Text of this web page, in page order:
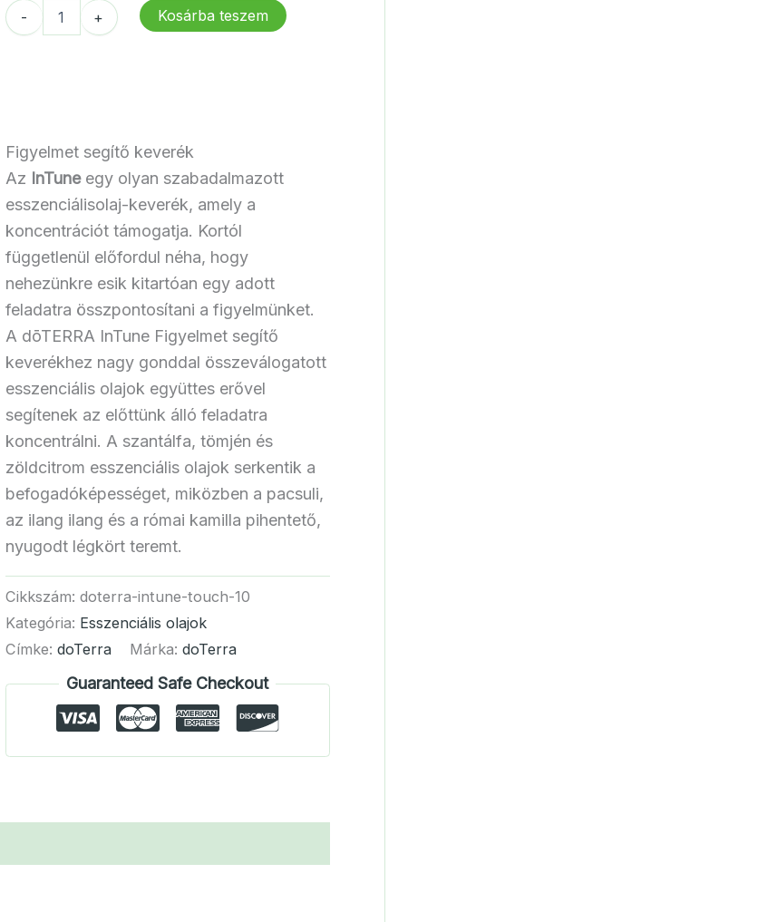
000 Ft. 154 Ft.
-
dōTERRA
InTune
+ Kosárba teszem
Figyelmet segítő keverék
Az InTuneegy olyan szabadalmazott
esszenciálisolaj-keverék, amely a
koncentrációt támogatja. Kortól
függetlenül előfordul néha, hogy
nehezünkre esik kitartóan egy adott
feladatra összpontosítani a figyelmünket.
A dōTERRA InTune Figyelmet segítő
keverékhez nagy gonddal összeválogatott
esszenciális olajok együttes erővel
segítenek az előttünk álló feladatra
koncentrálni. A szantálfa, tömjén és
zöldcitrom esszenciális olajok serkentik a
befogadóképességet, miközben a pacsuli,
az ilang ilang és a római kamilla pihentető,
nyugodt légkört teremt.
Cikkszám: doterra-intune-touch-10
Kategória: Esszenciális olajok
Címke: doTerra Márka: doTerra
Guaranteed Safe Checkout